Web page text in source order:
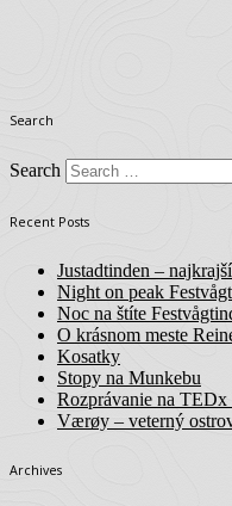
Search
Search
Recent Posts
Justadtinden –
Night on peak
Noc na štíte
O krásnom meste
Kosatky
Stopy na Munkebu
Rozprávanie na TEDx
Værøy – veterný
Archives